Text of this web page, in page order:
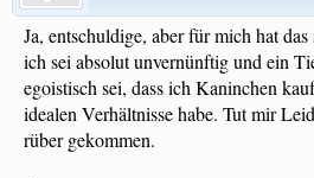
Ja, entschuldige, aber für mich hat
ich sei absolut unvernünftig und ein
egoistisch sei, dass ich Kaninchen
idealen Verhältnisse habe. Tut mir
rüber gekommen.